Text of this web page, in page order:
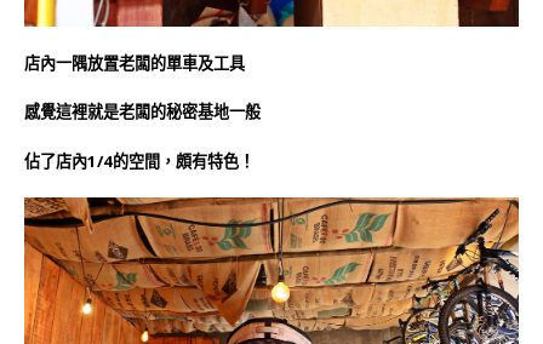
店內一隅放置老闆的單車及工具
感覺這裡就是老闆的秘密基地一般
佔了店內1/4的空間，頗有特色！